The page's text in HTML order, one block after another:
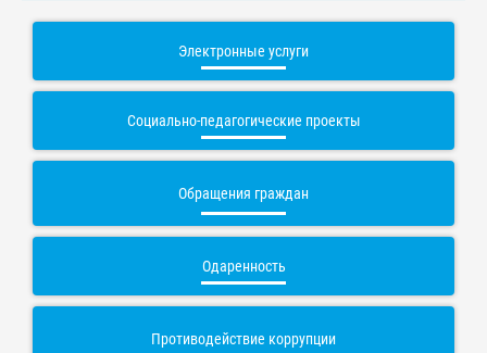
Электронные услуги
Социально-педагогические проекты
Обращения граждан
Одаренность
Противодействие коррупции